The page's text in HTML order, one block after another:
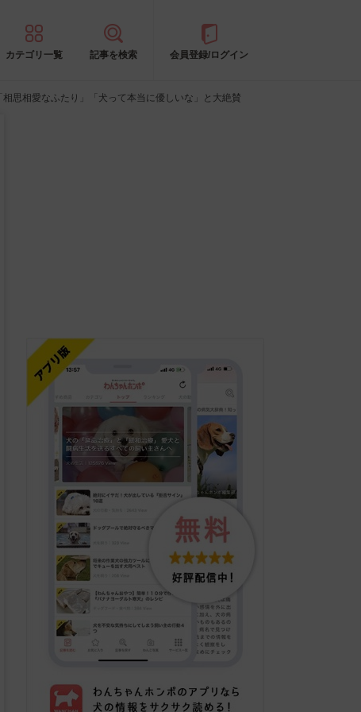
カテゴリ一覧 記事を検索 会員登録/ログイン
思相愛なふたり」「犬って本当に優しいな」と大絶賛